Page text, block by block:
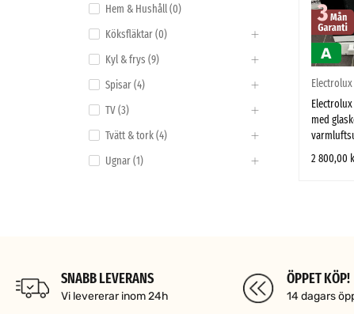
Hem & Hushåll (0)
Köksfläktar (0)
Kyl & frys (9)
Spisar (4)
TV (3)
Tvätt & tork (4)
Ugnar (1)
Electrolux
Electrolux
med
2 800,00
SNABB LEVERANS
Vi levererar inom 24h
ÖPPET KÖP!
14 dagars